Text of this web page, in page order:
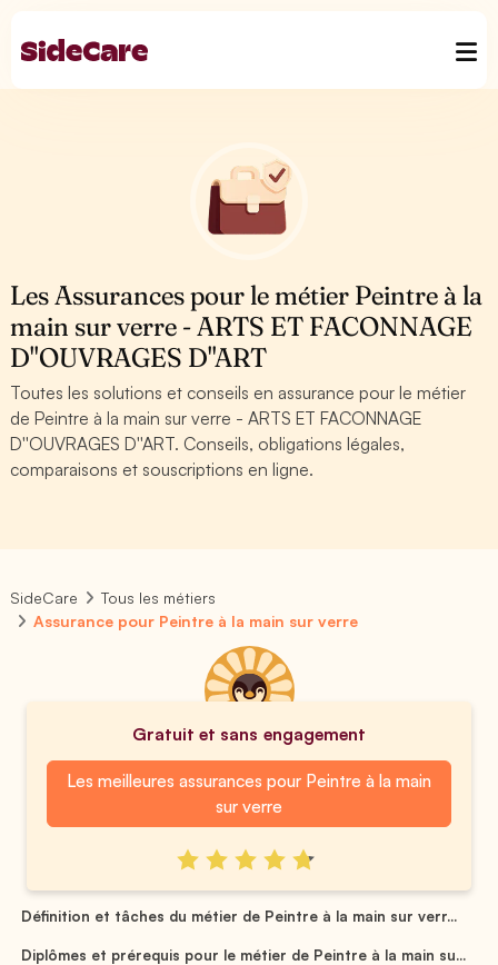
Les Assurances pour le métier Peintre à la
main sur verre - ARTS ET FACONNAGE
D''OUVRAGES D''ART
Toutes les solutions et conseils en assurance pour le métier
de Peintre à la main sur verre - ARTS ET FACONNAGE
D''OUVRAGES D''ART. Conseils, obligations légales,
comparaisons et souscriptions en ligne.
SideCare
Tous les métiers
Assurance pour Peintre à la main sur verre
Gratuit et sans engagement
Les meilleures assurances pour Peintre à la main
sur verre
Définition et tâches du métier de Peintre à la main sur verr...
Diplômes et prérequis pour le métier de Peintre à la main su...